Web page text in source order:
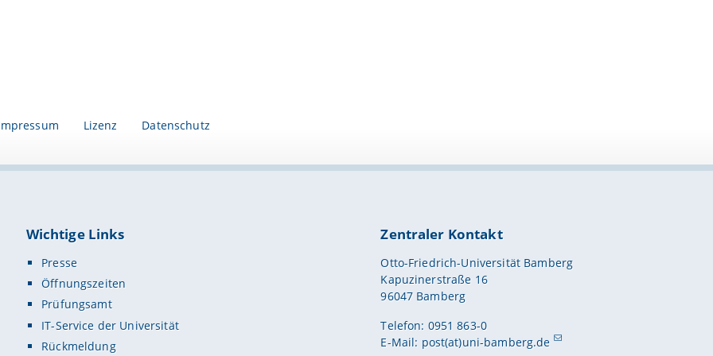
Lizenz Datenschutz
Wichtige Links
Presse
Öffnungszeiten
Prüfungsamt
IT-Service der Universität
Rückmeldung
Zentraler Kontakt
Otto-Friedrich-Universität Bamberg
Kapuzinerstraße 16
96047 Bamberg
Telefon: 0951 863-0
E-Mail: post(at)uni-bamberg.de